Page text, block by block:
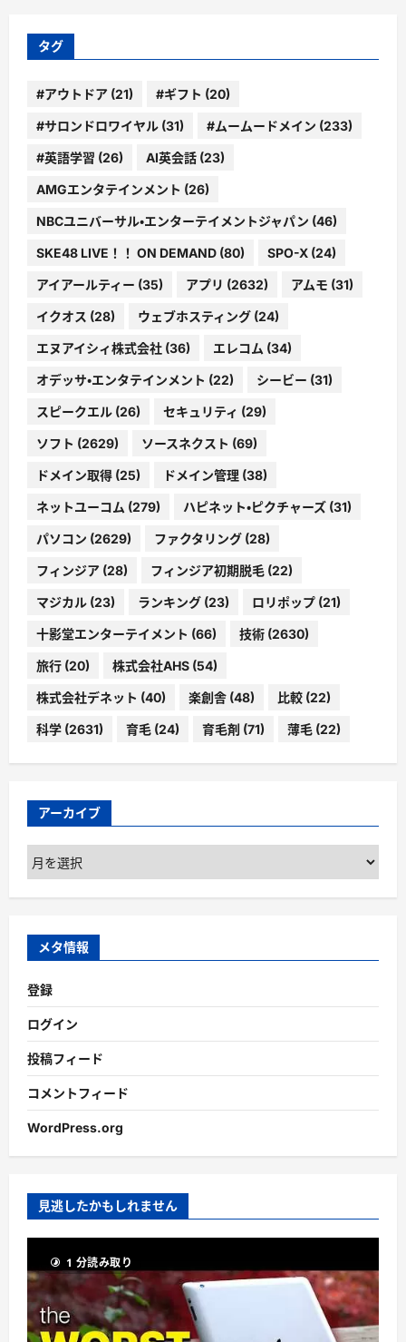
ー
タグ
#アウトドア (21) #ギフト (20)
#サロンドロワイヤル (31) #ムームードメイン (233)
#英語学習 (26) AI英会話 (23)
AMGエンタテインメント (26)
NBCユニバーサル・エンターテイメントジャパン (46)
SKE48 LIVE！！ ON DEMAND (80) SPO-X (24)
アイアールティー (35) アプリ (2632) アムモ (31)
イクオス (28) ウェブホスティング (24)
エヌアイシィ株式会社 (36) エレコム (34)
オデッサ・エンタテインメント (22) シービー (31)
スピークエル (26) セキュリティ (29)
ソフト (2629) ソースネクスト (69)
ドメイン取得 (25) ドメイン管理 (38)
ネットユーコム (279) ハピネット・ピクチャーズ (31)
パソコン (2629) ファクタリング (28)
フィンジア (28) フィンジア初期脱毛 (22)
マジカル (23) ランキング (23) ロリポップ (21)
十影堂エンターテイメント (66) 技術 (2630)
旅行 (20) 株式会社AHS (54)
株式会社デネット (40) 楽創舎 (48) 比較 (22)
科学 (2631) 育毛 (24) 育毛剤 (71) 薄毛 (22)
アーカイブ
ア
ー
カ
ブ
メタ情報
登録
ログイン
投稿フィード
コメントフィード
WordPress.org
見逃したかもしれません
1 分読み取り